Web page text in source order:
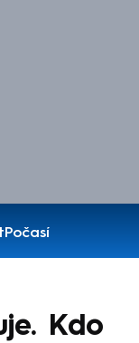
Počasí
Kdo